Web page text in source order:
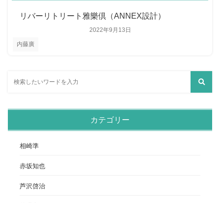
内藤廣
2022年9月13日
リバーリトリート雅樂倶（ANNEX設計）
カテゴリー
相崎準
赤坂知也
芦沢啓治